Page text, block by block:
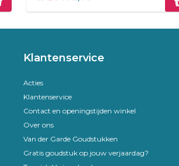
Klantenservice
Acties
Klantenservice
Contact en openingstijden winkel
Over ons
Van der Garde Goudstukken
Gratis goudstuk op jouw verjaardag?